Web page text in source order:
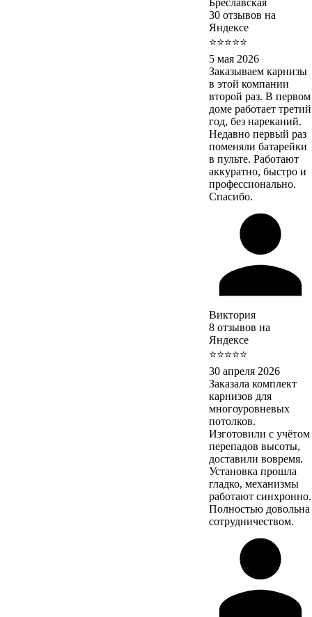
Бреславская
30 отзывов на
Яндексе
⭐⭐⭐⭐⭐
5 мая 2026
Заказываем карнизы
в этой компании
второй раз. В первом
доме работает третий
год, без нареканий.
Недавно первый раз
поменяли батарейки
в пульте. Работают
аккуратно, быстро и
профессионально.
Спасибо.
Виктория
8 отзывов на
Яндексе
⭐⭐⭐⭐⭐
30 апреля 2026
Заказала комплект
карнизов для
многоуровневых
потолков.
Изготовили с учётом
перепадов высоты,
доставили вовремя.
Установка прошла
гладко, механизмы
работают синхронно.
Полностью довольна
сотрудничеством.